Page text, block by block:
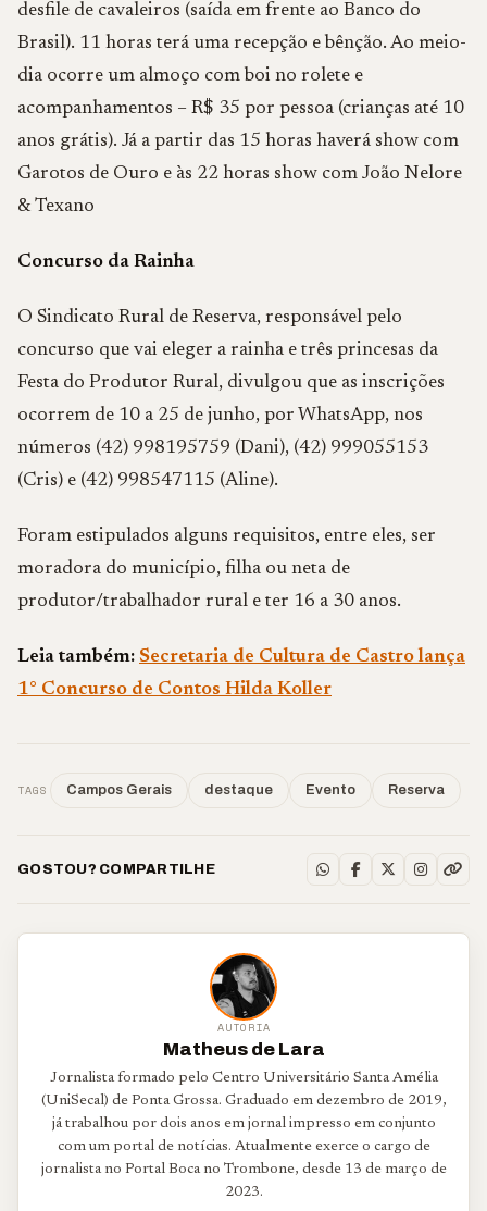
desfile de cavaleiros (saída em frente ao Banco do
Brasil). 11 horas terá uma recepção e bênção. Ao meio-
dia ocorre um almoço com boi no rolete e
acompanhamentos – R$ 35 por pessoa (crianças até 10
anos grátis). Já a partir das 15 horas haverá show com
Garotos de Ouro e às 22 horas show com João Nelore
& Texano
Concurso da Rainha
O Sindicato Rural de Reserva, responsável pelo
concurso que vai eleger a rainha e três princesas da
Festa do Produtor Rural, divulgou que as inscrições
ocorrem de 10 a 25 de junho, por WhatsApp, nos
números (42) 998195759 (Dani), (42) 999055153
(Cris) e (42) 998547115 (Aline).
Foram estipulados alguns requisitos, entre eles, ser
moradora do município, filha ou neta de
produtor/trabalhador rural e ter 16 a 30 anos.
Leia também: Secretaria de Cultura de Castro lança
1° Concurso de Contos Hilda Koller
TAGS Campos Gerais destaque Evento Reserva
GOSTOU? COMPARTILHE
AUTORIA
Matheus de Lara
Jornalista formado pelo Centro Universitário Santa Amélia
(UniSecal) de Ponta Grossa. Graduado em dezembro de 2019,
já trabalhou por dois anos em jornal impresso em conjunto
com um portal de notícias. Atualmente exerce o cargo de
jornalista no Portal Boca no Trombone, desde 13 de março de
2023.